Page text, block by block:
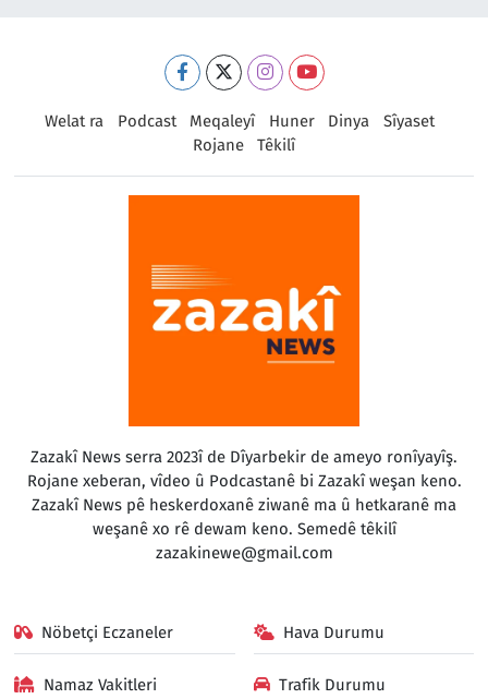
Welat ra Podcast Meqaleyî Huner Dinya
Sîyaset
Rojane
Têkilî
Zazakî News serra 2023î de Dîyarbekir de ameyo ronîyayîş.
Rojane xeberan, vîdeo û Podcastanê bi Zazakî weşan keno.
Zazakî News pê heskerdoxanê ziwanê ma û hetkaranê ma
weşanê xo rê dewam keno. Semedê têkilî
zazakinewe@gmail.com
Nöbetçi Eczaneler Hava Durumu
Namaz Vakitleri Trafik Durumu